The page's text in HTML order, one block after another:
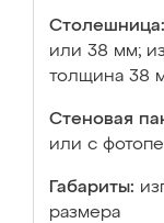
Столешница:
или 38 мм;
толщина 38
Стеновая
или с
Габариты:
размера